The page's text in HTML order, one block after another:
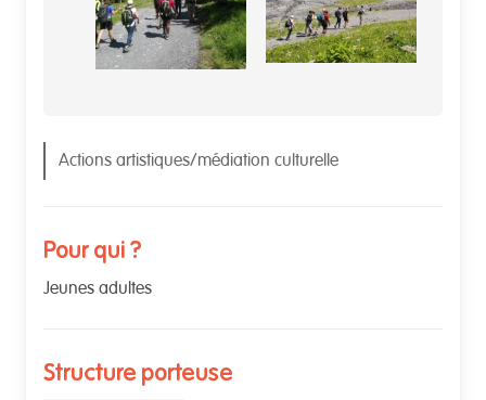
Actions artistiques/médiation culturelle
Pour qui ?
Jeunes adultes
Structure porteuse